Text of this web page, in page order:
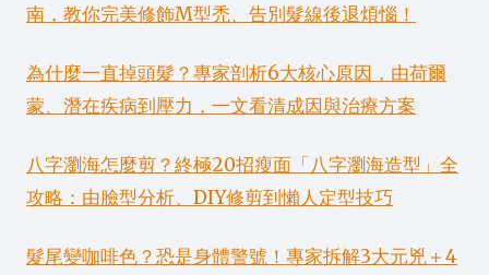
南，教你完美修飾M型禿、告別髮線後退煩惱！
為什麼一直掉頭髮？專家剖析6大核心原因，由荷爾
蒙、潛在疾病到壓力，一文看清成因與治療方案
八字瀏海怎麼剪？終極20招瘦面「八字瀏海造型」全
攻略：由臉型分析、DIY修剪到懶人定型技巧
髮尾變咖啡色？恐是身體警號！專家拆解3大元兇＋4